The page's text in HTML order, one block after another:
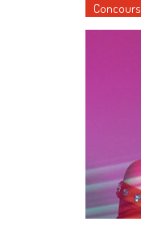
Concours